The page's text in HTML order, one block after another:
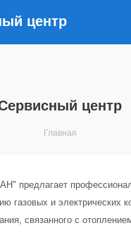
центр
центр
Главная
предлагает
газовых и электрических
связанного с